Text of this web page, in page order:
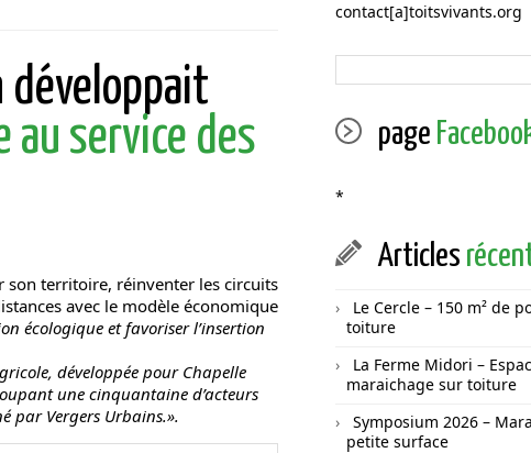
développait
service des
son territoire, réinventer les circuits
avec le modèle économique
écologique et favoriser l’insertion
développée pour Chapelle
une cinquantaine d’acteurs
par Vergers Urbains.».
contact[a]toitsvivants.org
page
*
Articles
Le Cercle – 150 m² de
toiture
La Ferme Midori –
maraichage sur toiture
Symposium 2026 –
petite surface